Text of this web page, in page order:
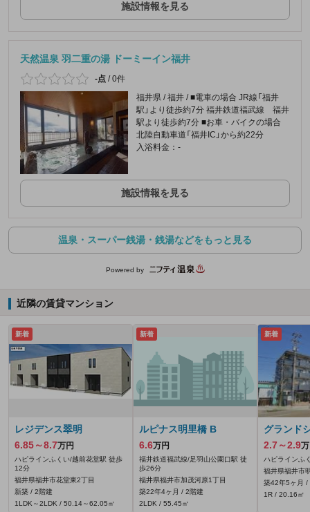
施設情報を見る
天然温泉 羽二重の湯 ドーミーイン福井
-点 /0件
福井県 / 福井 / ■電車の場合 JR線「福井
駅」より徒歩約7分 福井鉄道福武線 福井
駅より徒歩約7分 ■お車・バイクの場合
北陸自動車道「福井IC」から約22分
入浴料金：-
施設情報を見る
温泉・スーパー銭湯・銭湯などをもっと見る
Powered by
近隣の賃貸マンション
新着
レジデンス翠明
6.85～8.7万円
ハピラインふくい/越前花堂駅 徒歩
12分
福井県福井市花堂東2丁目
新築 / 2階建
1LDK～2LDK / 50.14～62.05㎡
新着
ルピナス明里橋 B
6.6万円
福井鉄道福武線/足羽山公園口駅 徒
歩26分
福井県福井市加茂河原1丁目
築22年4ヶ月 / 2階建
2LDK / 55.45㎡
新着
グランド
2.7～2.9
ハピラインふ
福井県福井市
築42年5ヶ月 /
1R / 20.16㎡